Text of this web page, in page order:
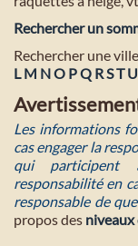
Rechercher un
Rechercher une
L M NO PQ RST U
Les informations
cas engager la
qui participent
responsabilité en
responsable de
propos des